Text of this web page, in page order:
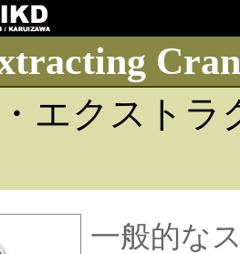
エクストラ
一般的な